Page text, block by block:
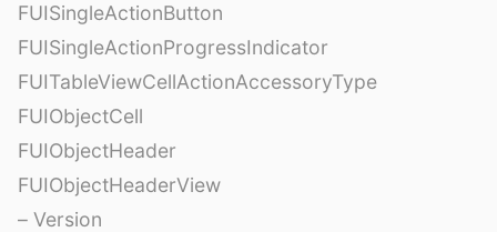
FUISingleActionButton
FUISingleActionProgressIndicator
FUITableViewCellActionAccessoryType
FUIObjectCell
FUIObjectHeader
FUIObjectHeaderView
– Version